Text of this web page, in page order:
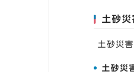
土砂災
土砂災
土砂災